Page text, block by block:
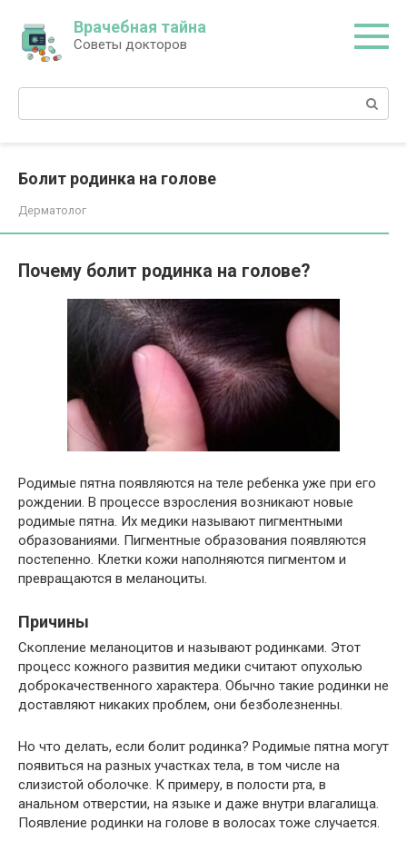
контенту
Врачебная тайна
Советы докторов
Поиск:
Болит родинка на голове
Дерматолог
Почему болит родинка на голове?
Родимые пятна появляются на теле ребенка уже при его
рождении. В процессе взросления возникают новые
родимые пятна. Их медики называют пигментными
образованиями. Пигментные образования появляются
постепенно. Клетки кожи наполняются пигментом и
превращаются в меланоциты.
Причины
Скопление меланоцитов и называют родинками. Этот
процесс кожного развития медики считают опухолью
доброкачественного характера. Обычно такие родинки не
доставляют никаких проблем, они безболезненны.
Но что делать, если болит родинка? Родимые пятна могут
появиться на разных участках тела, в том числе на
слизистой оболочке. К примеру, в полости рта, в
анальном отверстии, на языке и даже внутри влагалища.
Появление родинки на голове в волосах тоже случается.